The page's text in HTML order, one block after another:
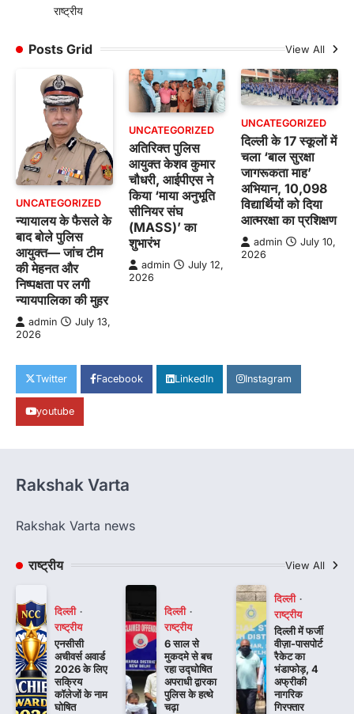
राष्ट्रीय
Posts Grid View All
UNCATEGORIZED
न्यायालय के फैसले के
बाद बोले पुलिस
आयुक्त— जांच टीम
की मेहनत और
निष्पक्षता पर लगी
न्यायपालिका की मुहर
admin
July 13,
2026
UNCATEGORIZED
अतिरिक्त पुलिस
आयुक्त केशव कुमार
चौधरी, आईपीएस ने
किया ‘माया अनुभूति
सीनियर संघ
(MASS)’ का
शुभारंभ
admin
July 12,
2026
UNCATEGORIZED
दिल्ली के 17 स्कूलों में
चला ‘बाल सुरक्षा
जागरूकता माह’
अभियान, 10,098
विद्यार्थियों को दिया
आत्मरक्षा का प्रशिक्षण
admin
July 10,
2026
Twitter Facebook LinkedIn Instagram
youtube
Rakshak Varta
Rakshak Varta news
राष्ट्रीय View All
दिल्ली
राष्ट्रीय
एनसीसी
अचीवर्स अवार्ड
2026 के लिए
सक्रिय
कॉलेजों के नाम
घोषित
दिल्ली
राष्ट्रीय
6 साल से
मुकदमे से बच
रहा उद्घोषित
अपराधी द्वारका
पुलिस के हत्थे
चढ़ा
दिल्ली
राष्ट्रीय
दिल्ली में फर्जी
वीज़ा-पासपोर्ट
रैकेट का
भंडाफोड़, 4
अफ्रीकी
नागरिक
गिरफ्तार